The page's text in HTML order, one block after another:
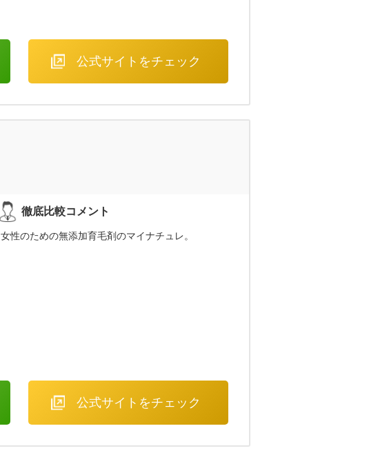
公式サイトをチェック
女性のための無添加育毛剤のマイナチュレ。
公式サイトをチェック